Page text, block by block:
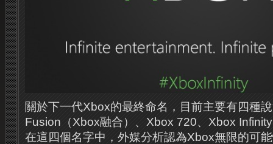
關於下一代Xbox的最終命名，目前主要有四種
Fusion（Xbox融合）、Xbox 720、Xbox
在這四個名字中，外媒分析認為Xbox無限的可